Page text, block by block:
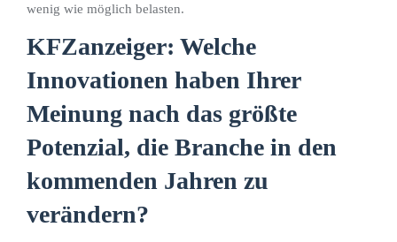
wenig wie möglich belasten.
KFZanzeiger: Welche
Innovationen haben Ihrer
Meinung nach das größte
Potenzial, die Branche in den
kommenden Jahren zu
verändern?